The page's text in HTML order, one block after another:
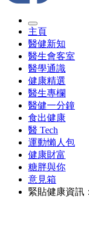
主頁
醫健新知
醫生會客室
醫學通識
健康精選
醫生專欄
醫健一分鐘
食出健康
醫 Tech
運動懶人包
健康財富
糖胖與你
意見箱
緊貼健康資訊：